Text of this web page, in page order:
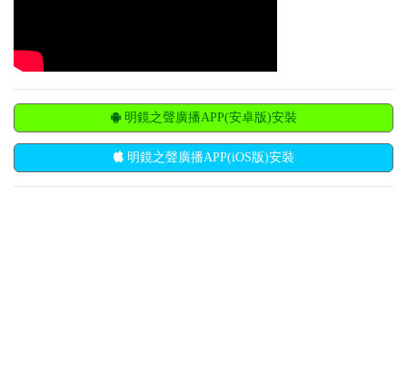
明鏡之聲廣播APP(安卓版)安裝
明鏡之聲廣播APP(iOS版)安裝